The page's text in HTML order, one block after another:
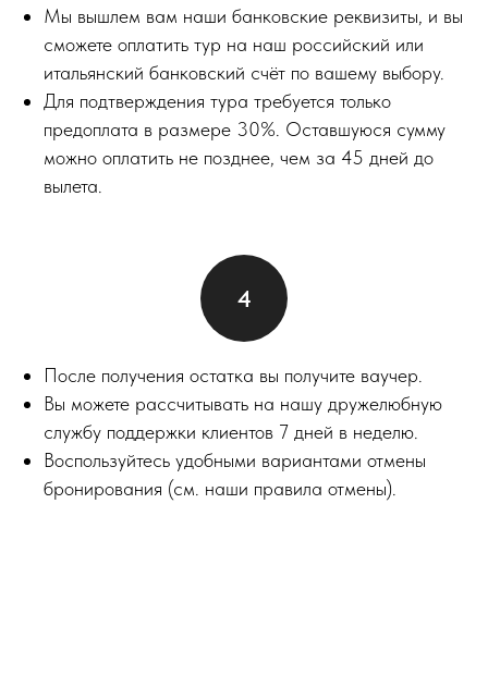
Мы вышлем вам наши банковские реквизиты, и вы
сможете оплатить тур на наш российский или
итальянский банковский счёт по вашему выбору.
Для подтверждения тура требуется только
предоплата в размере 30%. Оставшуюся сумму
можно оплатить не позднее, чем за 45 дней до
вылета.
После получения остатка вы получите ваучер.
Вы можете рассчитывать на нашу дружелюбную
службу поддержки клиентов 7 дней в неделю.
Воспользуйтесь удобными вариантами отмены
бронирования (см. наши правила отмены).